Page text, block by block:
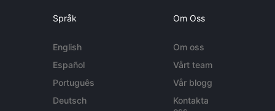
Språk
English
Español
Português
Deutsch
Om Oss
Om oss
Vårt team
Vår blogg
Kontakta